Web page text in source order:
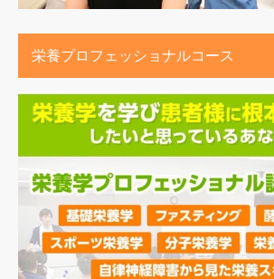
栄養プロフェッショナルコース